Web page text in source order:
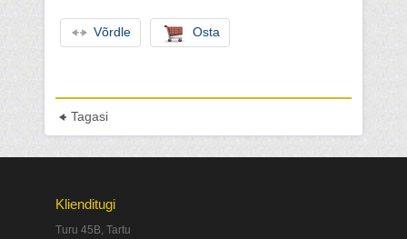
Võrdle Osta
Tagasi
Klienditugi
Turu 45B, Tartu